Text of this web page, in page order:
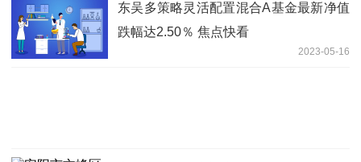
东吴多策略灵活配置混合A基金最新净值
跌幅达2.50％ 焦点快看
2023-05-16